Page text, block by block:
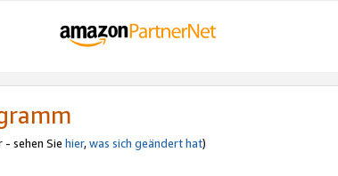
sehen Sie hier,was sich geändert hat)